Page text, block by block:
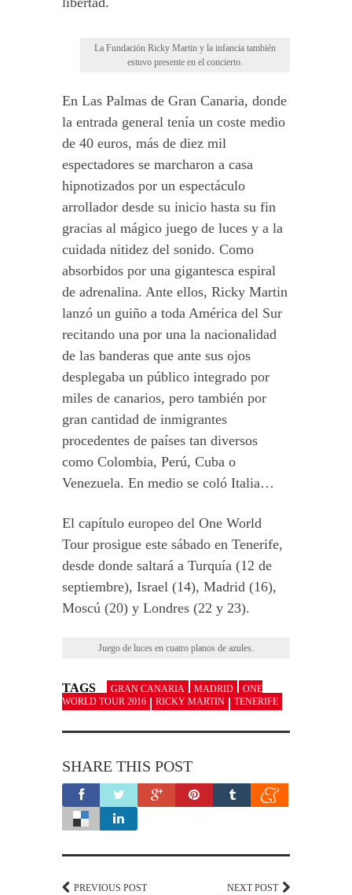
La Fundación Ricky Martin y la infancia también
estuvo presente en el concierto.
En Las Palmas de Gran Canaria, donde
la entrada general tenía un coste medio
de 40 euros, más de diez mil
espectadores se marcharon a casa
hipnotizados por un espectáculo
arrollador desde su inicio hasta su fin
gracias al mágico juego de luces y a la
cuidada nitidez del sonido. Como
absorbidos por una gigantesca espiral
de adrenalina. Ante ellos, Ricky Martin
lanzó un guiño a toda América del Sur
recitando una por una la nacionalidad
de las banderas que ante sus ojos
desplegaba un público integrado por
miles de canarios, pero también por
gran cantidad de inmigrantes
procedentes de países tan diversos
como Colombia, Perú, Cuba o
Venezuela. En medio se coló Italia…
El capítulo europeo del One World
Tour prosigue este sábado en Tenerife,
desde donde saltará a Turquía (12 de
septiembre), Israel (14), Madrid (16),
Moscú (20) y Londres (22 y 23).
Juego de luces en cuatro planos de azules.
TAGS GRAN CANARIA MADRID
ONE
WORLD TOUR 2016
RICKY MARTIN TENERIFE
SHARE THIS POST
PREVIOUS POST NEXT POST